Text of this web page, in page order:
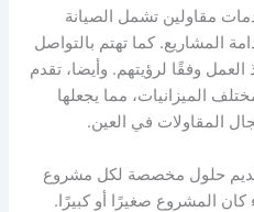
مقاولين تشمل الصيانة
المشاريع. كما تهتم بالتواصل
وفقًا لرؤيتهم. وأيضا، تقدم
الميزانيات، مما يجعلها
المقاولات في العين.
حلول مخصصة لكل مشروع
كان المشروع صغيرًا أو كبيرًا.